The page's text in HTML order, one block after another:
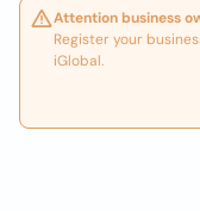
Attention business
Register your
iGlobal.